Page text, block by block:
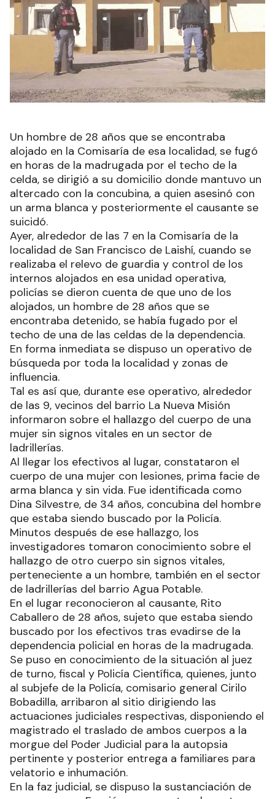
Un hombre de 28 años que se encontraba
alojado en la Comisaría de esa localidad, se fugó
en horas de la madrugada por el techo de la
celda, se dirigió a su domicilio donde mantuvo un
altercado con la concubina, a quien asesinó con
un arma blanca y posteriormente el causante se
suicidó.
Ayer, alrededor de las 7 en la Comisaría de la
localidad de San Francisco de Laishí, cuando se
realizaba el relevo de guardia y control de los
internos alojados en esa unidad operativa,
policías se dieron cuenta de que uno de los
alojados, un hombre de 28 años que se
encontraba detenido, se había fugado por el
techo de una de las celdas de la dependencia.
En forma inmediata se dispuso un operativo de
búsqueda por toda la localidad y zonas de
influencia.
Tal es así que, durante ese operativo, alrededor
de las 9, vecinos del barrio La Nueva Misión
informaron sobre el hallazgo del cuerpo de una
mujer sin signos vitales en un sector de
ladrillerías.
Al llegar los efectivos al lugar, constataron el
cuerpo de una mujer con lesiones, prima facie de
arma blanca y sin vida. Fue identificada como
Dina Silvestre, de 34 años, concubina del hombre
que estaba siendo buscado por la Policía.
Minutos después de ese hallazgo, los
investigadores tomaron conocimiento sobre el
hallazgo de otro cuerpo sin signos vitales,
perteneciente a un hombre, también en el sector
de ladrillerías del barrio Agua Potable.
En el lugar reconocieron al causante, Rito
Caballero de 28 años, sujeto que estaba siendo
buscado por los efectivos tras evadirse de la
dependencia policial en horas de la madrugada.
Se puso en conocimiento de la situación al juez
de turno, fiscal y Policía Científica, quienes, junto
al subjefe de la Policía, comisario general Cirilo
Bobadilla, arribaron al sitio dirigiendo las
actuaciones judiciales respectivas, disponiendo el
magistrado el traslado de ambos cuerpos a la
morgue del Poder Judicial para la autopsia
pertinente y posterior entrega a familiares para
velatorio e inhumación.
En la faz judicial, se dispuso la sustanciación de